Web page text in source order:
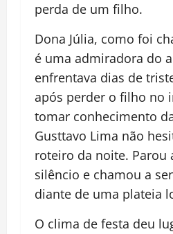
perda de um filho.
Dona Júlia, como foi
é uma admiradora do
enfrentava dias de
após perder o filho no
tomar conhecimento
Gusttavo Lima não
roteiro da noite. Parou
silêncio e chamou a
diante de uma plateia
O clima de festa deu